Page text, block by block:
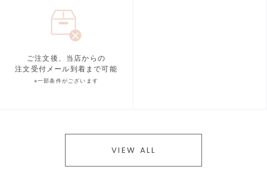
ご注文後、当店からの
注文受付メール到着まで可能
※一部条件がございます
VIEW ALL